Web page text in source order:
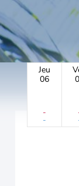
Jeu
06
-
-